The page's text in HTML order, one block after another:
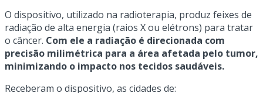
O dispositivo, utilizado na radioterapia, produz feixes de
radiação de alta energia (raios X ou elétrons) para tratar
o câncer. Com ele a radiação é direcionada com
precisão milimétrica para a área afetada pelo tumor,
minimizando o impacto nos tecidos saudáveis.
Receberam o dispositivo, as cidades de: